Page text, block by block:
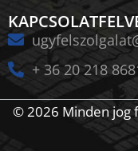
+ 36 20 218
© 2026 Minden jog